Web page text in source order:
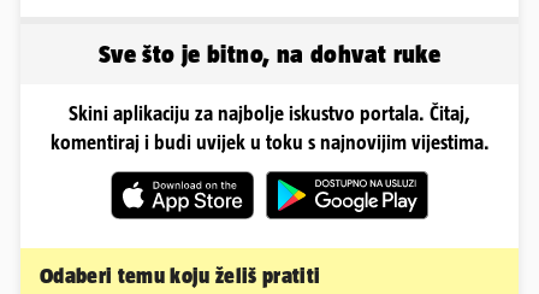
Sve što je bitno, na dohvat ruke
Skini aplikaciju za najbolje iskustvo portala. Čitaj,
komentiraj i budi uvijek u toku s najnovijim vijestima.
Odaberi temu koju želiš pratiti